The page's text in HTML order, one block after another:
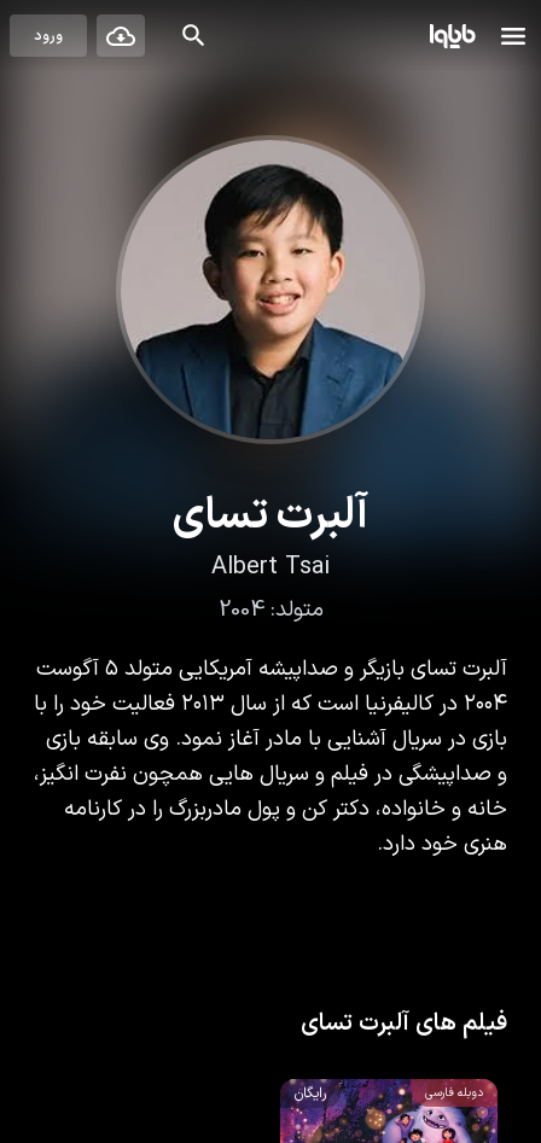
ورود
آلبرت تسای
Albert Tsai
متولد:2004
آلبرت تسای بازیگر و صداپیشه آمریکایی متولد ۵ آگوست
۲۰۰۴ در کالیفرنیا است که از سال ۲۰۱۳ فعالیت خود را با
بازی در سریال آشنایی با مادر آغاز نمود. وی سابقه بازی
و صداپیشگی در فیلم و سریال هایی همچون نفرت انگیز،
خانه و خانواده، دکتر کن و پول مادربزرگ را در کارنامه
هنری خود دارد.
فیلم های آلبرت تسای
دوبله فارسی رایگان